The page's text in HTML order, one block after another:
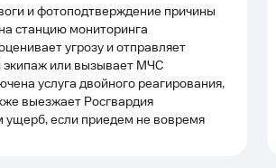
и фотоподтверждение причины
станцию мониторинга
угрозу и отправляет
или вызывает МЧС
услуга двойного реагирования,
выезжает Росгвардия
если приедем не вовремя